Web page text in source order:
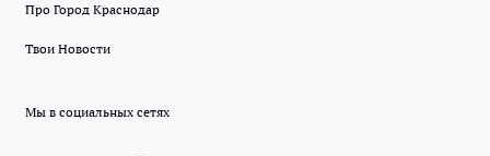
Про Город Краснодар
Твои Новости
Мы в социальных сетях